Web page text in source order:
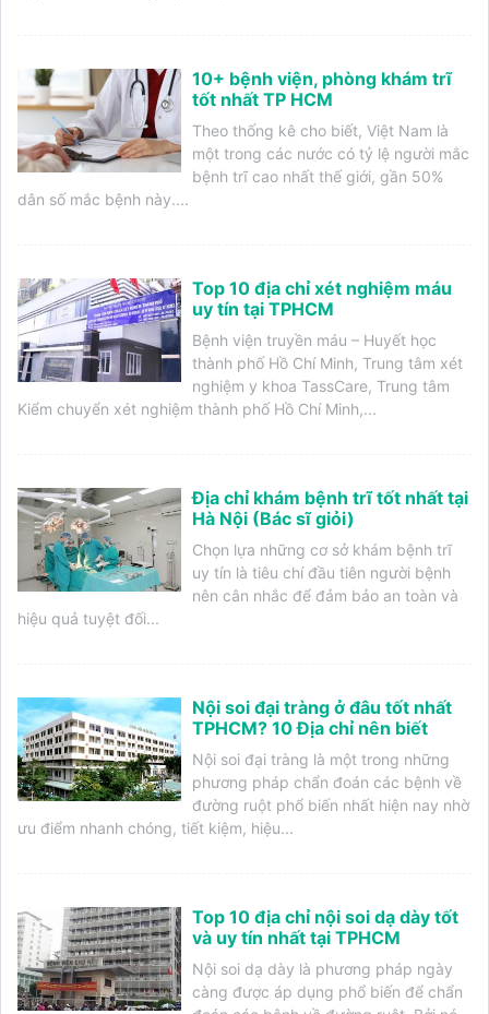
10+ bệnh viện, phòng khám trĩ
tốt nhất TP HCM
Theo thống kê cho biết, Việt Nam là
một trong các nước có tỷ lệ người mắc
bệnh trĩ cao nhất thế giới, gần 50%
dân số mắc bệnh này....
Top 10 địa chỉ xét nghiệm máu
uy tín tại TPHCM
Bệnh viện truyền máu – Huyết học
thành phố Hồ Chí Minh, Trung tâm xét
nghiệm y khoa TassCare, Trung tâm
Kiểm chuyển xét nghiệm thành phố Hồ Chí Minh,...
Địa chỉ khám bệnh trĩ tốt nhất tại
Hà Nội (Bác sĩ giỏi)
Chọn lựa những cơ sở khám bệnh trĩ
uy tín là tiêu chí đầu tiên người bệnh
nên cân nhắc để đảm bảo an toàn và
hiệu quả tuyệt đối...
Nội soi đại tràng ở đâu tốt nhất
TPHCM? 10 Địa chỉ nên biết
Nội soi đại tràng là một trong những
phương pháp chẩn đoán các bệnh về
đường ruột phổ biến nhất hiện nay nhờ
ưu điểm nhanh chóng, tiết kiệm, hiệu...
Top 10 địa chỉ nội soi dạ dày tốt
và uy tín nhất tại TPHCM
Nội soi dạ dày là phương pháp ngày
càng được áp dụng phổ biến để chẩn